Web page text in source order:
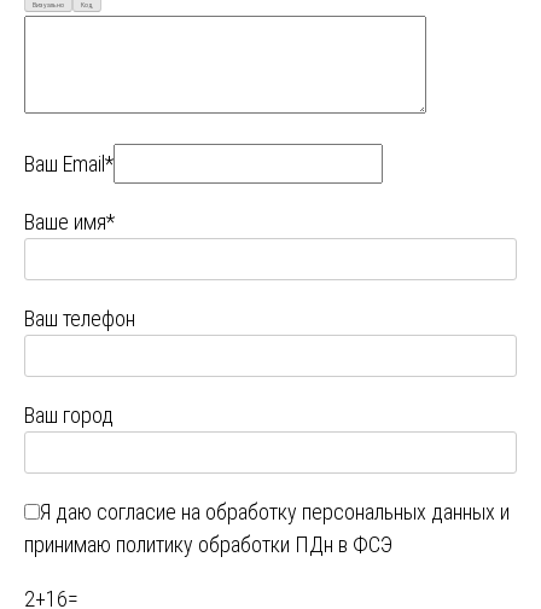
Визуально Код
Ваш Email*
Ваше имя*
Ваш телефон
Ваш город
Я даю согласие на обработку персональных данных и
принимаю политику обработки ПДн в ФСЭ
2+16=